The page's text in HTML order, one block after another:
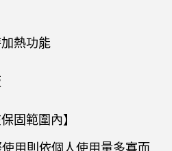
熱功能
固範圍內】
用則依個人使用量多寡而